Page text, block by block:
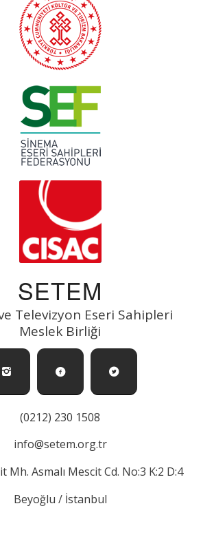
SETEM
Televizyon Eseri Sahipleri
Meslek Birliği
(0212) 230 1508
info@setem.org.tr
Mh. Asmalı Mescit Cd. No:3 K:2 D:4
Beyoğlu / İstanbul